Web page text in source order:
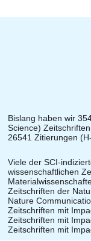
Bislang haben wir
Science)
26541 Zitierungen
Viele der SCI-
wissenschaftlichen
Zeitschriften der
Nature
Zeitschriften mit
Zeitschriften mit
Zeitschriften mit